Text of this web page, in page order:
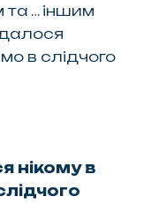
та … іншим
в слідчого
нікому в